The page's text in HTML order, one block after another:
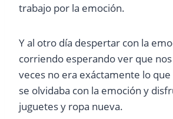
trabajo por la emoción.
Y al otro día despertar con la
corriendo esperando ver que
veces no era exáctamente lo
se olvidaba con la emoción y
juguetes y ropa nueva.